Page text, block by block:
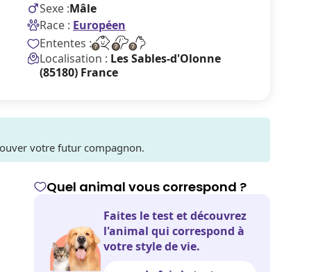
Sexe :Mâle
Race : Européen
Ententes :
Localisation : Les Sables-d'Olonne
(85180) France
votre futur compagnon.
Quel animal vous correspond ?
Faites le test et découvrez
l'animal qui correspond à
votre style de vie.